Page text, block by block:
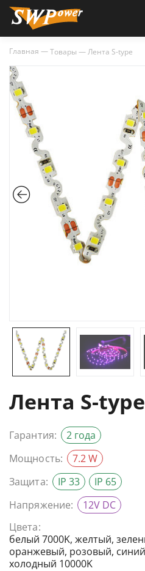
Главная —Товары —Лента S-type
Лента S-type
Гарантия:
2 года
Мощность:
7.2 W
Защита:
IP 33
IP 65
Напряжение:
12V DC
Цвета:
белый 7000K, желтый,
оранжевый, розовый,
холодный 10000K